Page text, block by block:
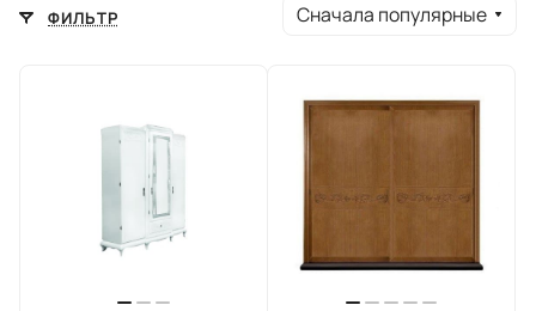
ФИЛЬТР Сначала популярные